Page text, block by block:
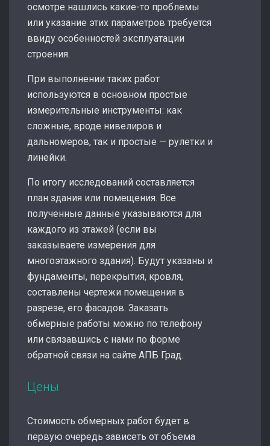
осмотре нашлись какие-то проблемы
или указание этих параметров требуется
ввиду особенностей эксплуатации
строения.
При выполнении таких работ
используются в основном простые
измерительные инструменты: как
сложные, вроде нивелиров и
дальномеров, так и простые — рулетки и
линейки.
По итогу исследований составляется
план здания или помещения. Все
полученные данные указываются для
каждого из этажей (если вы
заказываете измерения для
многоэтажного здания). Будут указаны и
фундаменты, перекрытия, кровля,
составлены чертежи помещения в
разрезе, его фасадов. Заказать
обмерные работы можно по телефону
или связавшись с нами по форме
обратной связи на сайте АПБ Град.
Цены
Стоимость обмерных работ будет в
первую очередь зависеть от объема